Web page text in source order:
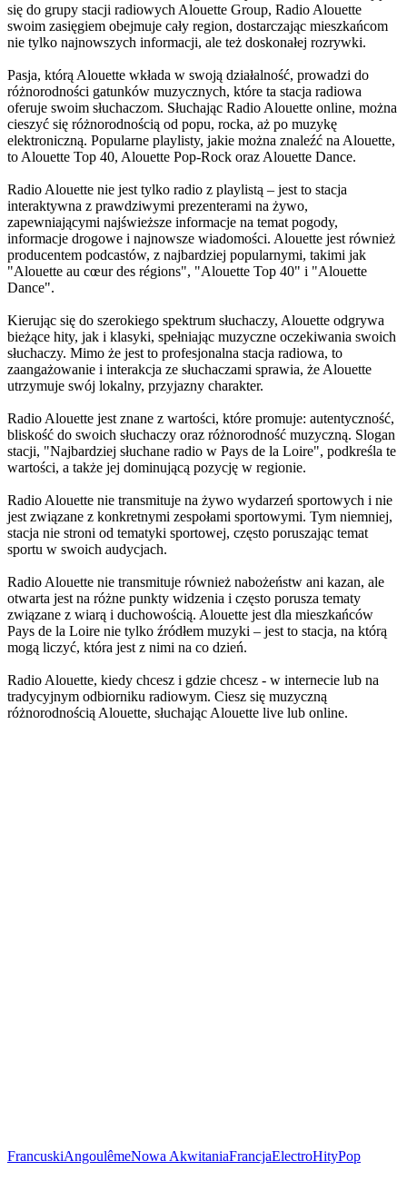
się do grupy stacji radiowych Alouette Group, Radio Alouette
swoim zasięgiem obejmuje cały region, dostarczając mieszkańcom
nie tylko najnowszych informacji, ale też doskonałej rozrywki.
Pasja, którą Alouette wkłada w swoją działalność, prowadzi do
różnorodności gatunków muzycznych, które ta stacja radiowa
oferuje swoim słuchaczom. Słuchając Radio Alouette online, można
cieszyć się różnorodnością od popu, rocka, aż po muzykę
elektroniczną. Popularne playlisty, jakie można znaleźć na Alouette,
to Alouette Top 40, Alouette Pop-Rock oraz Alouette Dance.
Radio Alouette nie jest tylko radio z playlistą – jest to stacja
interaktywna z prawdziwymi prezenterami na żywo,
zapewniającymi najświeższe informacje na temat pogody,
informacje drogowe i najnowsze wiadomości. Alouette jest również
producentem podcastów, z najbardziej popularnymi, takimi jak
"Alouette au cœur des régions", "Alouette Top 40" i "Alouette
Dance".
Kierując się do szerokiego spektrum słuchaczy, Alouette odgrywa
bieżące hity, jak i klasyki, spełniając muzyczne oczekiwania swoich
słuchaczy. Mimo że jest to profesjonalna stacja radiowa, to
zaangażowanie i interakcja ze słuchaczami sprawia, że Alouette
utrzymuje swój lokalny, przyjazny charakter.
Radio Alouette jest znane z wartości, które promuje: autentyczność,
bliskość do swoich słuchaczy oraz różnorodność muzyczną. Slogan
stacji, "Najbardziej słuchane radio w Pays de la Loire", podkreśla te
wartości, a także jej dominującą pozycję w regionie.
Radio Alouette nie transmituje na żywo wydarzeń sportowych i nie
jest związane z konkretnymi zespołami sportowymi. Tym niemniej,
stacja nie stroni od tematyki sportowej, często poruszając temat
sportu w swoich audycjach.
Radio Alouette nie transmituje również nabożeństw ani kazan, ale
otwarta jest na różne punkty widzenia i często porusza tematy
związane z wiarą i duchowością. Alouette jest dla mieszkańców
Pays de la Loire nie tylko źródłem muzyki – jest to stacja, na którą
mogą liczyć, która jest z nimi na co dzień.
Radio Alouette, kiedy chcesz i gdzie chcesz - w internecie lub na
tradycyjnym odbiorniku radiowym. Ciesz się muzyczną
różnorodnością Alouette, słuchając Alouette live lub online.
FrancuskiAngoulêmeNowa AkwitaniaFrancjaElectroHityPop